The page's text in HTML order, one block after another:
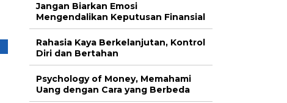
Jangan Biarkan Emosi
Mengendalikan Keputusan Finansial
Rahasia Kaya Berkelanjutan, Kontrol
Diri dan Bertahan
Psychology of Money, Memahami
Uang dengan Cara yang Berbeda